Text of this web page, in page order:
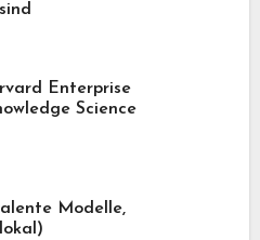
Enterprise
Science
Modelle,